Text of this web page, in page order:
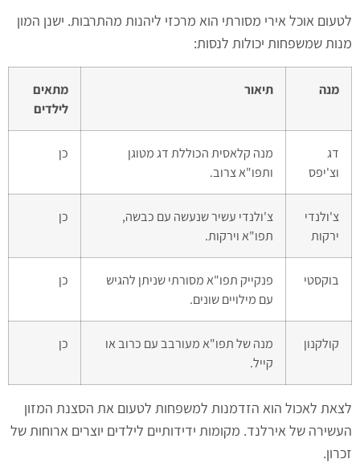
לטעום אוכל אירי מסורתי הוא מרכזי ליהנות מהתרבות. ישנן המון
מנות שמשפחות יכולות לנסות:
מנה תיאור
מתאים
לילדים
דג
וצ'יפס
מנה קלאסית הכוללת דג מטוגן
ותפו"א צרוב.
כן
צ'ולנדי
ירקות
צ'ולנדי עשיר שנעשה עם כבשה,
תפו"א וירקות.
כן
בוקסטי
פנקייק תפו"א מסורתי שניתן להגיש
עם מילויים שונים.
כן
קולקנון
מנה של תפו"א מעורבב עם כרוב או
קייל.
כן
לצאת לאכול הוא הזדמנות למשפחות לטעום את הסצנת המזון
העשירה של אירלנד. מקומות ידידותיים לילדים יוצרים ארוחות של
זכרון.